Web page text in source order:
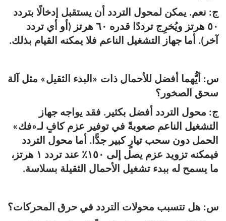
ج: نعم. يمكن لمحول التردد أن يستقبل إدخالًا بتردد
٥٠ هرتز ويُخرِج ترددًا قدره ٦٠ هرتز (أو أي تردد
آخر). أما جهاز التشغيل الناعم فلا يمكنه القيام بذلك.
س: أيُّهما أفضل للأحمال ذات «البدء الثقيل» مثل آلة
سحق الصخور؟
ج: محول التردد أفضل بكثير. فقد يواجه جهاز
التشغيل الناعم صعوبةً في توفير عزم كافٍ لـ«فك»
الحمل دون سحب تيارٍ كبير جدًّا. أما محول التردد
فيمكنه تزويد عزم يصل إلى ١٥٠٪ عند تردد ١ هرتز،
ما يسمح له ببدء تشغيل الأحمال الثقيلة بسلاسة.
س: هل تتسبب محولات التردد في حرق المحركات؟